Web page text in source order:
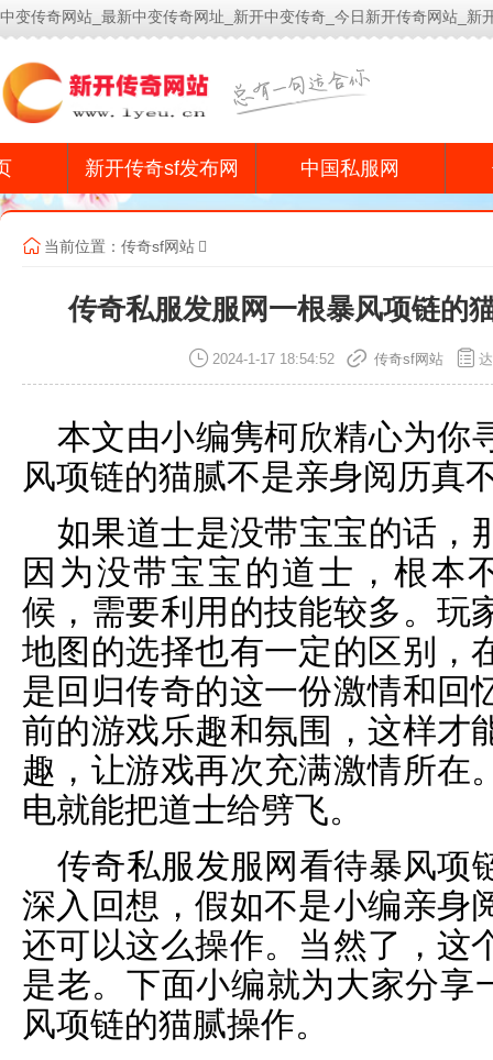
中变传奇网站_最新中变传奇网址_新开中变传奇_今日新开传奇网站_新
新开传奇sf发布网 中国私服网
当前位置： 传奇sf网站
传奇私服发服网一根暴风项链的
2024-1-17 18:54:52 传奇sf网站
本文由小编隽柯欣精心为你
风项链的猫腻不是亲身阅历真
如果道士是没带宝宝的话，
因为没带宝宝的道士，根本
候，需要利用的技能较多。玩
地图的选择也有一定的区别，
是回归传奇的这一份激情和回
前的游戏乐趣和氛围，这样才
趣，让游戏再次充满激情所在
电就能把道士给劈飞。
传奇私服发服网看待暴风项
深入回想，假如不是小编亲身
还可以这么操作。当然了，这
是老。下面小编就为大家分享
风项链的猫腻操作。